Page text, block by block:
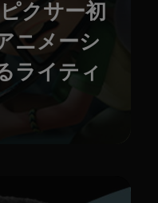
ピクサー初
ニメーシ
ライティ